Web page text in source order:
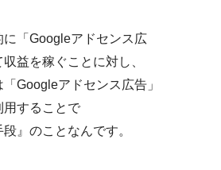
に「Googleアドセンス広
益を稼ぐことに対し、
「Googleアドセンス広告」
用することで
』のことなんです。